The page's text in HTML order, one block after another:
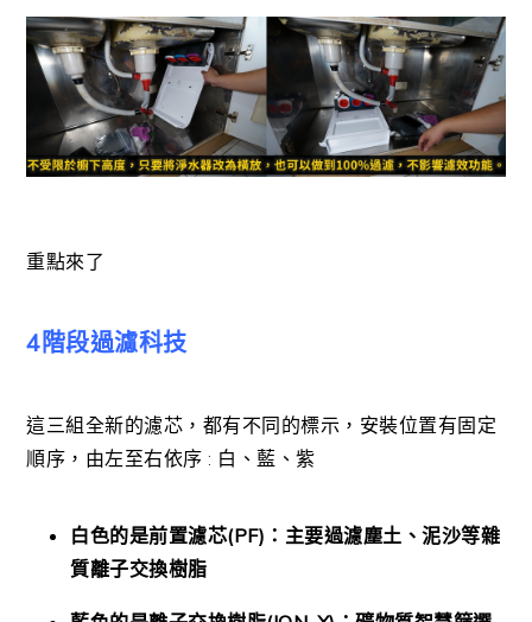
重點來了
4階段過濾科技
這三組全新的濾芯，都有不同的標示，安裝位置有固定
順序，由左至右依序 : 白、藍、紫
白色的是前置濾芯(PF) ： 主要過濾塵土、泥沙等雜
質離子交換樹脂